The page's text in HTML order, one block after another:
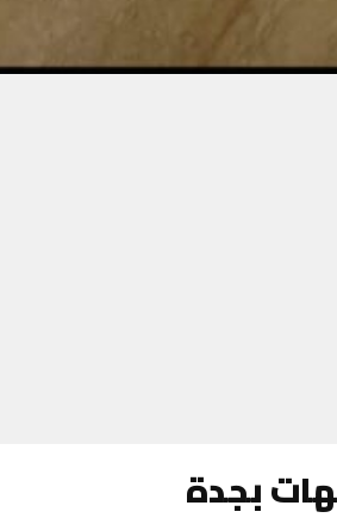
بجدة